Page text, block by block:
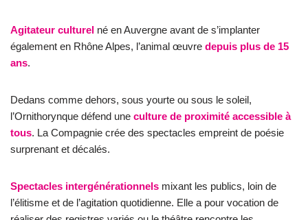
Agitateur culturel né en Auvergne avant de s’implanter
également en Rhône Alpes, l’animal œuvre depuis plus de 15
ans.
Dedans comme dehors, sous yourte ou sous le soleil,
l’Ornithorynque défend une culture de proximité accessible à
tous. La Compagnie crée des spectacles empreint de poésie
surprenant et décalés.
Spectacles intergénérationnels mixant les publics, loin de
l’élitisme et de l’agitation quotidienne. Elle a pour vocation de